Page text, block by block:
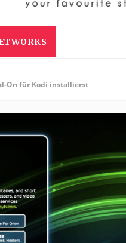
On für Kodi installierst